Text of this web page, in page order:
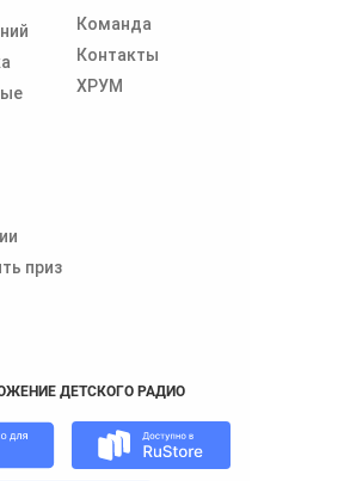
Команда
Контакты
ХРУМ
приз
ДЕТСКОГО РАДИО